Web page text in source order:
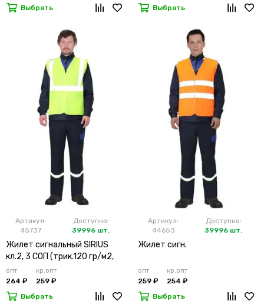
Выбрать
Выбрать
Артикул:
45737
Доступно:
39996 шт.
Жилет сигнальный SIRIUS
кл.2, 3 СОП (трик.120 гр/м2,
карманы) лимонный
опт
264 ₽
кр.опт
259 ₽
Выбрать
Артикул:
44653
Доступно:
39996 шт.
Жилет сигн.
опт
259 ₽
кр.опт
254 ₽
Выбрать